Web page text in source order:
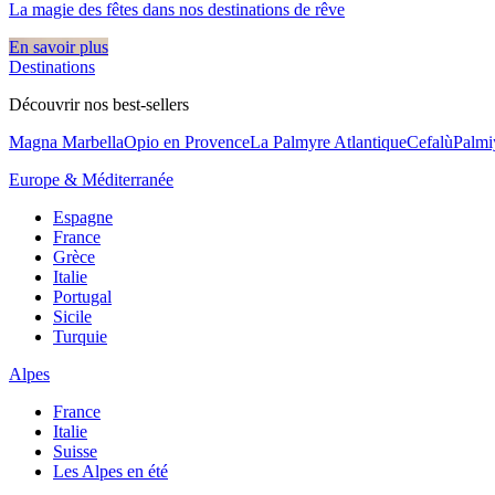
La magie des fêtes dans nos destinations de rêve​
En savoir plus
Destinations
Découvrir nos best-sellers
Magna MarbellaOpio en ProvenceLa Palmyre AtlantiqueCefalù
Europe & Méditerranée
Espagne
France
Grèce
Italie
Portugal
Sicile
Turquie
Alpes
France
Italie
Suisse
Les Alpes en été